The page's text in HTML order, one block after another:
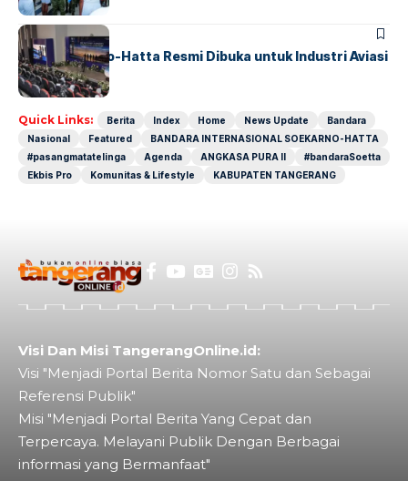
BANDARA BERITA
IALC Soekarno-Hatta Resmi Dibuka untuk Industri Aviasi
Dunia
Quick Links: Berita Index Home News Update
Bandara
Nasional
Featured
BANDARA INTERNASIONAL SOEKARNO-HATTA
#pasangmatatelinga
Agenda ANGKASA PURA II
#bandaraSoetta
Ekbis Pro
Komunitas & Lifestyle KABUPATEN TANGERANG
Visi Dan Misi TangerangOnline.id:
Visi "Menjadi Portal Berita Nomor Satu dan Sebagai
Referensi Publik"
Misi "Menjadi Portal Berita Yang Cepat dan
Terpercaya. Melayani Publik Dengan Berbagai
informasi yang Bermanfaat"